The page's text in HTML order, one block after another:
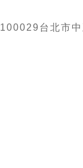
100029台北市